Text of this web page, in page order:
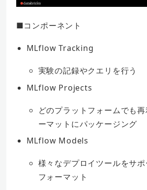
■コンポーネント
MLflow Tracking
実験の記録やクエリを行う
MLflow Projects
どのプラットフォームでも
ーマットにパッケージング
MLflow Models
様々なデプロイツールをサ
フォーマット